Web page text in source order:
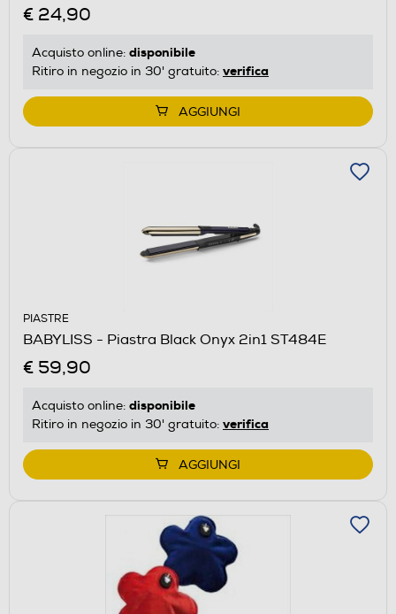
€ 24,90
Acquisto online: disponibile
Ritiro in negozio in 30' gratuito: verifica
AGGIUNGI
PIASTRE
BABYLISS - Piastra Black Onyx 2in1 ST484E
€ 59,90
Acquisto online: disponibile
Ritiro in negozio in 30' gratuito: verifica
AGGIUNGI